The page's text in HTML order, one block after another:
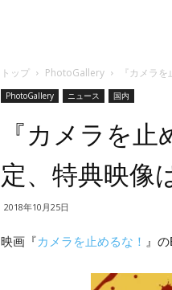
トップ PhotoGallery 『カメラ
PhotoGallery ニュース 国内
『カメラを
定、特典映像
2018年10月25日
映画『カメラを止めるな！ 』